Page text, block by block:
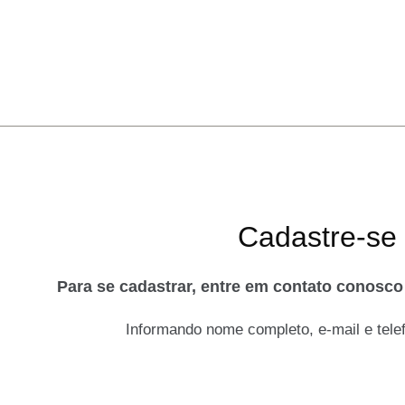
Cadastre-se
Para se cadastrar, entre em contato
Informando nome completo, e-mail e